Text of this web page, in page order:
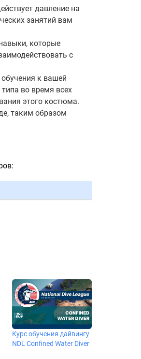
давление на
занятий вам
которые
с
к вашей
во время всех
этого костюма.
таким образом
Курс обучения дайвингу
NDL Confined Water Diver